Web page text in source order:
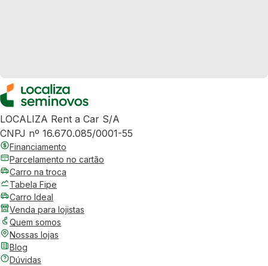
LOCALIZA Rent a Car S/A
CNPJ nº 16.670.085/0001-55
Financiamento
Parcelamento no cartão
Carro na troca
Tabela Fipe
Carro Ideal
Venda para lojistas
Quem somos
Nossas lojas
Blog
Dúvidas